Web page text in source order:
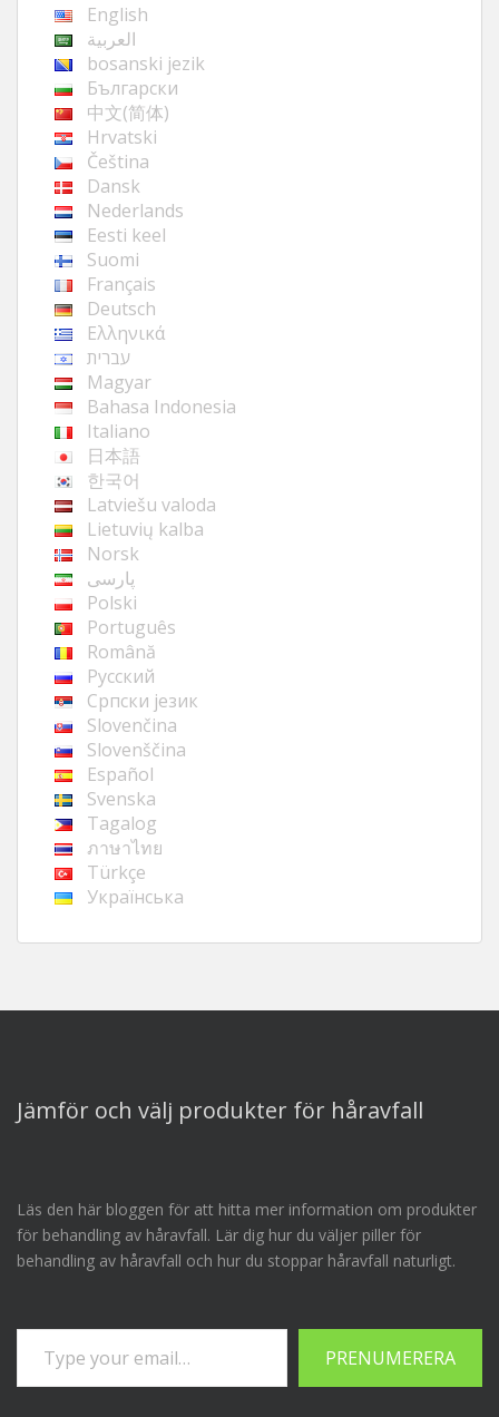
English
العربية
bosanski jezik
Български
中文(简体)
Hrvatski
Čeština
Dansk
Nederlands
Eesti keel
Suomi
Français
Deutsch
Ελληνικά
עברית
Magyar
Bahasa Indonesia
Italiano
日本語
한국어
Latviešu valoda
Lietuvių kalba
Norsk
پارسی
Polski
Português
Română
Русский
Cрпски језик
Slovenčina
Slovenščina
Español
Svenska
Tagalog
ภาษาไทย
Türkçe
Українська
Jämför och välj produkter för håravfall
Läs den här bloggen för att hitta mer information om produkter
för behandling av håravfall. Lär dig hur du väljer piller för
behandling av håravfall och hur du stoppar håravfall naturligt.
Skriv din e-postadress…
PRENUMERERA